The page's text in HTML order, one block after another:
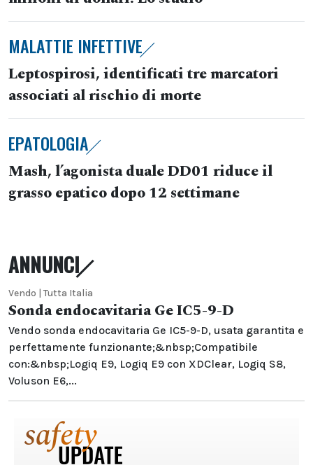
MALATTIE INFETTIVE
Leptospirosi, identificati tre marcatori
associati al rischio di morte
EPATOLOGIA
Mash, l’agonista duale DD01 riduce il
grasso epatico dopo 12 settimane
ANNUNCI
Vendo | Tutta Italia
Sonda endocavitaria Ge IC5-9-D
Vendo sonda endocavitaria Ge IC5-9-D, usata garantita e
perfettamente funzionante;&nbsp;Compatibile
con:&nbsp;Logiq E9, Logiq E9 con XDClear, Logiq S8,
Voluson E6,...